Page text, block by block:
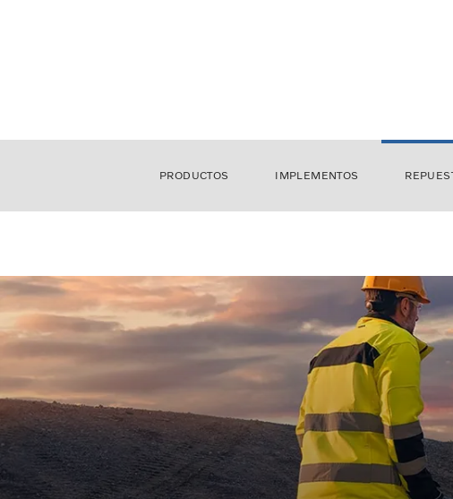
PRODUCTOS IMPLEMENTOS